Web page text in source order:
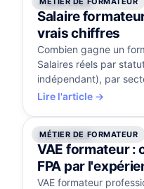
4 août 2026
Salaire
vrais chiffres
Combien gagne un
Salaires réels par
indépendant), par
expérience, et les
Lire l'article →
MÉTIER DE FORMATEUR
3 août 2026
VAE formateur :
FPA par
VAE formateur